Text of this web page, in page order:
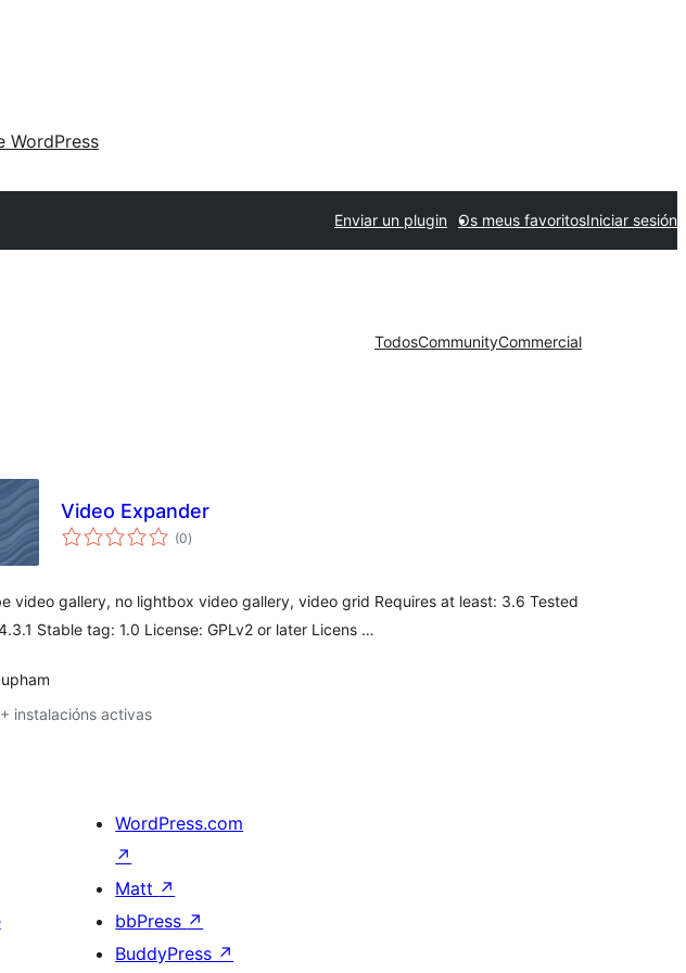
WordPress
Enviar un plugin Os meus favoritosIniciar sesión
TodosCommunityCommercial
Video Expander
(0valoracións
totais
)
video gallery, no lightbox video gallery, video grid Requires at least: 3.6 Tested
Stable tag: 1.0 License: GPLv2 or later Licens …
instalacións activas
WordPress.com
↗
Matt ↗
bbPress ↗
BuddyPress ↗